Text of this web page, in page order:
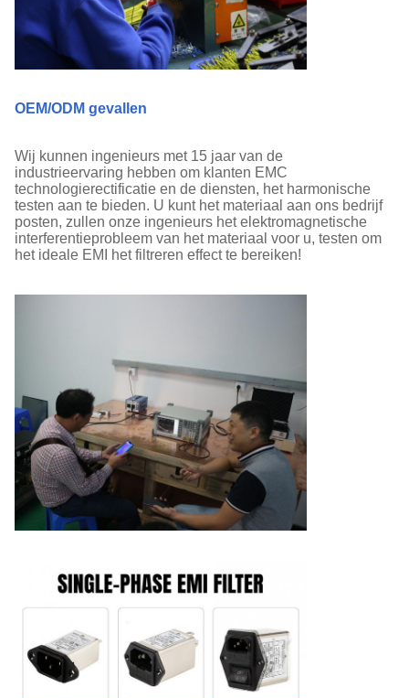
OEM/ODM gevallen
Wij kunnen ingenieurs met 15 jaar van de
industrieervaring hebben om klanten EMC
technologierectificatie en de diensten, het harmonische
testen aan te bieden. U kunt het materiaal aan ons bedrijf
posten, zullen onze ingenieurs het elektromagnetische
interferentieprobleem van het materiaal voor u, testen om
het ideale EMI het filtreren effect te bereiken!